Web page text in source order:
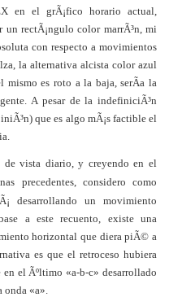
en el grÃ¡fico horario actual,
rectÃ¡ngulo color marrÃ³n, mi
con respecto a movimientos
la alternativa alcista color azul
es roto a la baja, serÃ­a la
A pesar de la indefiniciÃ³n
que es algo mÃ¡s factible el
vista diario, y creyendo en el
precedentes, considero como
desarrollando un movimiento
a este recuento, existe una
horizontal que diera piÃ© a
es que el retroceso hubiera
el Ãºltimo «a-b-c» desarrollado
onda «a».